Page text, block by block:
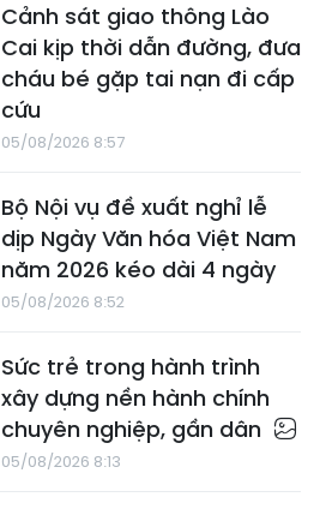
Cảnh sát giao thông Lào
Cai kịp thời dẫn đường, đưa
cháu bé gặp tai nạn đi cấp
cứu
05/08/2026 8:57
Bộ Nội vụ đề xuất nghỉ lễ
dịp Ngày Văn hóa Việt Nam
năm 2026 kéo dài 4 ngày
05/08/2026 8:52
Sức trẻ trong hành trình
xây dựng nền hành chính
chuyên nghiệp, gần dân
05/08/2026 8:13